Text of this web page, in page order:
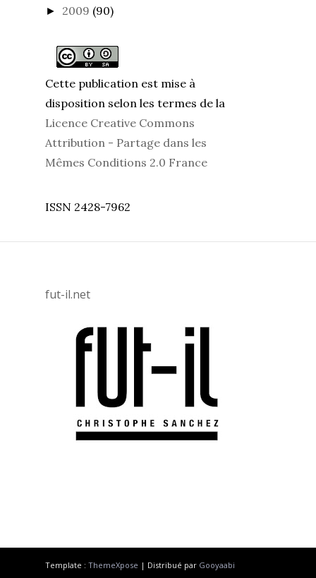
► 2009 (90)
Cette publication est mise à
disposition selon les termes de la
Licence Creative Commons
Attribution - Partage dans les
Mêmes Conditions 2.0 France
ISSN 2428-7962
fut-il.net
Template : ThemeXpose | Distribué par Gooyaabi